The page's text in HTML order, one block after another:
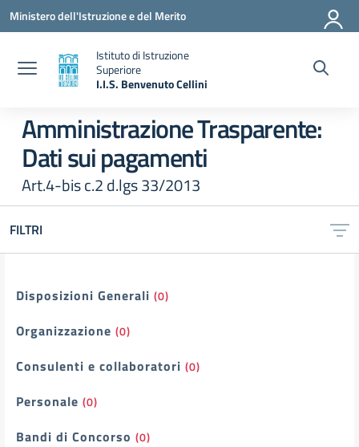
Vai ai contenuti
Vai al menu di navigazione
Vai al footer
Ministero dell'Istruzione e del Merito
Istituto di Istruzione
Superiore
I.I.S. Benvenuto Cellini
Amministrazione Trasparente:
Dati sui pagamenti
Art.4-bis c.2 d.lgs 33/2013
FILTRI
Filtri
Disposizioni Generali (0)
Organizzazione (0)
Consulenti e collaboratori (0)
Personale (0)
Bandi di Concorso (0)